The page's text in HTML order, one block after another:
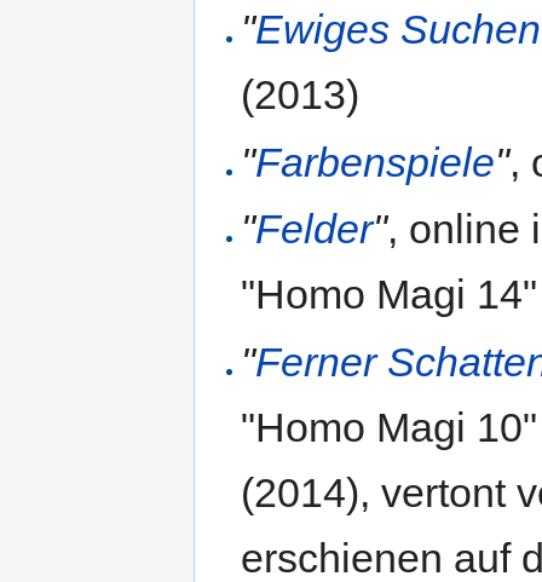
"Ewiges Suchen
(2013)
"Farbenspiele",
"Felder", online
"Homo Magi
"Ferner
"Homo Magi
(2014), vertont
erschienen auf